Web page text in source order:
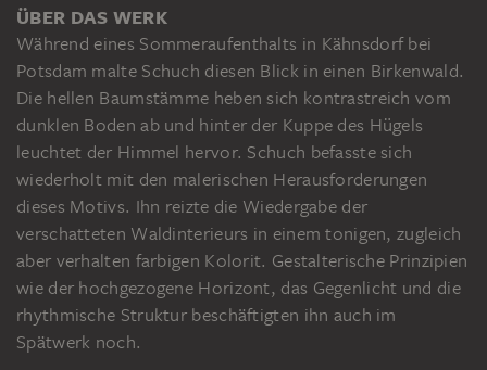
ÜBER DAS WERK
Während eines Sommeraufenthalts in Kähnsdorf bei
Potsdam malte Schuch diesen Blick in einen Birkenwald.
Die hellen Baumstämme heben sich kontrastreich vom
dunklen Boden ab und hinter der Kuppe des Hügels
leuchtet der Himmel hervor. Schuch befasste sich
wiederholt mit den malerischen Herausforderungen
dieses Motivs. Ihn reizte die Wiedergabe der
verschatteten Waldinterieurs in einem tonigen, zugleich
aber verhalten farbigen Kolorit. Gestalterische Prinzipien
wie der hochgezogene Horizont, das Gegenlicht und die
rhythmische Struktur beschäftigten ihn auch im
Spätwerk noch.